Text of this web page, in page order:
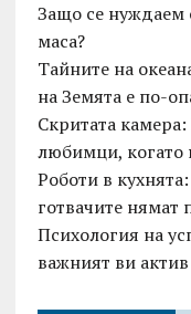
Защо се нуждаем
маса?
Тайните на
на Земята е по-
Скритата
любимци, когато
Роботи в
готвачите нямат
Психология на
важният ви актив